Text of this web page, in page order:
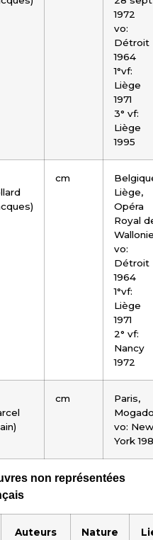
1972
vo:
Détroit
1964
1°vf:
Liège
1971
3° vf:
Liège
1995
cm
Liège,
Opéra
Royal
vo:
Détroit
1964
1°vf:
Liège
1971
2° vf:
Nancy
1972
cm
Paris,
vo: New
York
non représentées
Auteurs Nature